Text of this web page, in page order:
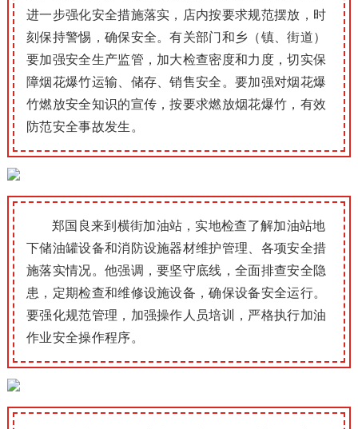
进一步强化安全措施落实，店内按要求规范摆放，时
刻保持警惕，确保安全。有关部门和乡（镇、街道）
要加强安全生产监管，加大检查密度和力度，切实保
障烟花爆竹运输、储存、销售安全。要加强对烟花爆
竹燃放安全知识的宣传，按要求燃放烟花爆竹，有效
防范安全事故发生。
郑国良来到横街加油站，实地检查了解加油站地
下储油罐设备和消防设施器材维护管理、各项安全措
施落实情况。他强调，要坚守底线，全面排查安全隐
患，定期检查和维修设施设备，确保设备安全运行。
要强化规范管理，加强操作人员培训，严格执行加油
作业安全操作程序。